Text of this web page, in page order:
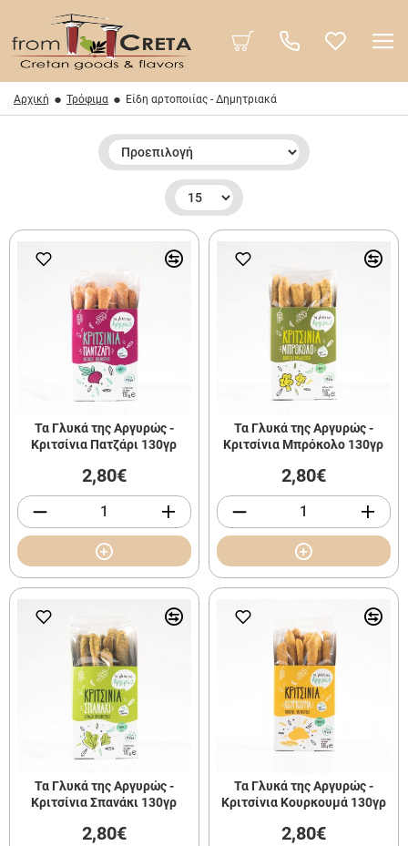
Αρχική Τρόφιμα Είδη αρτοποιίας - Δημητριακά
Τα Γλυκά της Αργυρώς -
Κριτσίνια Πατζάρι 130γρ
2,80€
Τα Γλυκά της Αργυρώς -
Κριτσίνια Μπρόκολο 130γρ
2,80€
Τα Γλυκά της Αργυρώς -
Κριτσίνια Σπανάκι 130γρ
2,80€
Τα Γλυκά της Αργυρώς -
Κριτσίνια Κουρκουμά 130γρ
2,80€